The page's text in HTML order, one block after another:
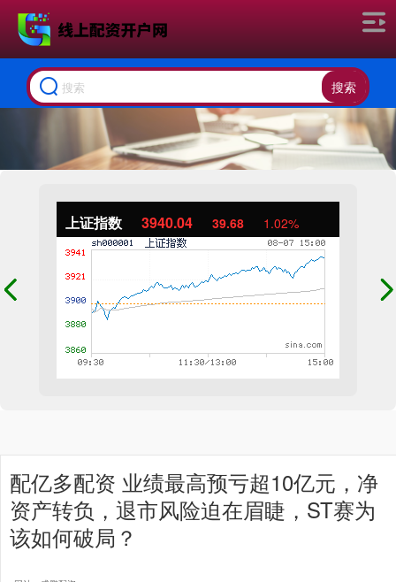
搜索
上证指数 3940.04 39.68 1.02%
配亿多配资 业绩最高预亏超10亿元，净
资产转负，退市风险迫在眉睫，ST赛为
该如何破局？